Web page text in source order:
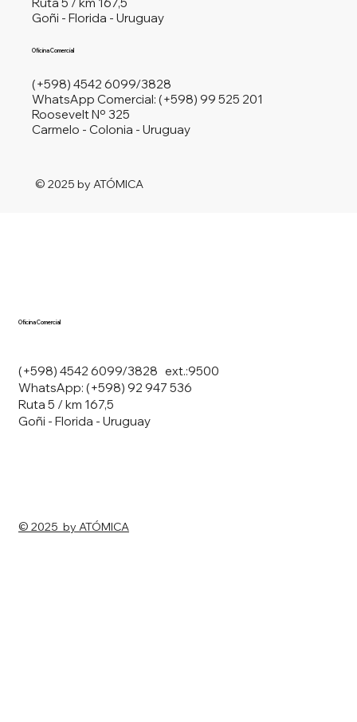
Goñi - Florida - Uruguay
Oficina Comercial
(+598) 4542 6099/3828
WhatsApp Comercial: (+598) 99 525 201
​Roosevelt Nº 325
Carmelo - Colonia - Uruguay
© 2025 by ATÓMICA
© 2025 by ATÓMICA
(+598) 4542 6099/3828 ext.:9500
WhatsApp: (+598) 92 947 536
Ruta 5 / km 167,5
Goñi - Florida - Uruguay
Oficina Comercial